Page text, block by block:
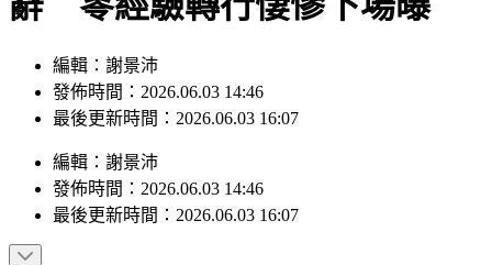
發佈時間：2026.06.03 14:46
最後更新時間：2026.06.03 16:07
發佈時間：2026.06.03 14:46
最後更新時間：2026.06.03 16:07